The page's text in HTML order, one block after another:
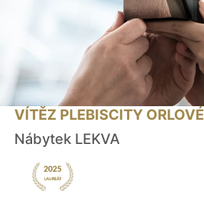
VÍTĚZ PLEBISCITY ORLOVÉ
Nábytek LEKVA